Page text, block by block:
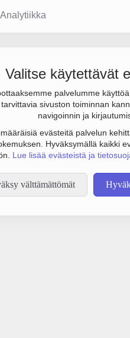
Analytiikka
Valitse käytettävät
palvelumme
sivuston toiminnan
navigoinnin ja
evästeitä palvelun
Hyväksymällä kaikki
Lue lisää evästeistä ja
välttämättömät